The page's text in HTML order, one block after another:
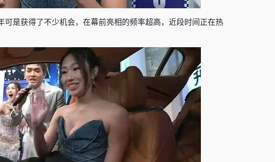
是获得了不少机会，在幕前亮相的频率超高，近段时间正在热